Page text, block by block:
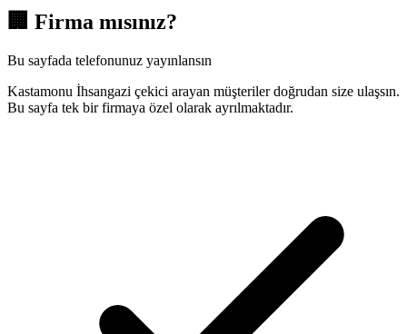
🏢 Firma mısınız?
Bu sayfada telefonunuz yayınlansın
Kastamonu İhsangazi çekici arayan müşteriler doğrudan size ulaşsın.
Bu sayfa tek bir firmaya özel olarak ayrılmaktadır.